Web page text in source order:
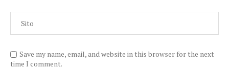
Save my name, email, and website in this browser for the next
time I comment.